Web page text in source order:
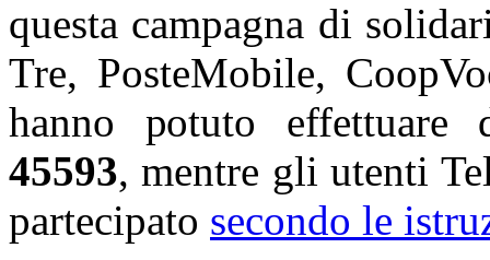
questa campagna di
Tre, PosteMobile,
hanno potuto effettuare
45593, mentre gli utenti
partecipato secondo le